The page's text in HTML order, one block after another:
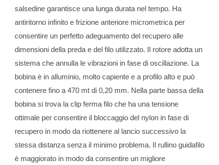
salsedine garantisce una lunga durata nel tempo. Ha
antiritorno infinito e frizione anteriore micrometrica per
consentire un perfetto adeguamento del recupero alle
dimensioni della preda e del filo utilizzato. Il rotore adotta un
sistema che annulla le vibrazioni in fase di oscillazione. La
bobina è in alluminio, molto capiente e a profilo alto e può
contenere fino a 470 mt di 0,20 mm. Nella parte bassa della
bobina si trova la clip ferma filo che ha una tensione
ottimale per consentire il bloccaggio del nylon in fase di
recupero in modo da riottenere al lancio successivo la
stessa distanza senza il minimo problema. Il rullino guidafilo
è maggiorato in modo da consentire un migliore